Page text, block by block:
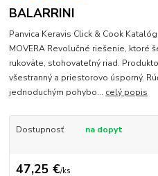
BALARRINI
Panvica Keravis Click & Cook
MOVERA Revolučné riešenie, ktoré
rukoväte, stohovateľný riad.
všestranný a priestorovo úsporný.
jednoduchým pohybo... celý popis
Dostupnosť na dopyt
47,25 €/ks